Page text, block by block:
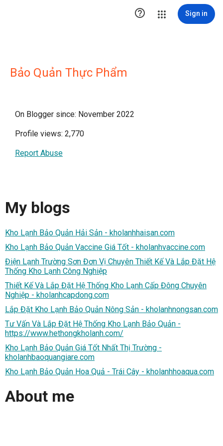
 Sign in
Bảo Quản Thực Phẩm
On Blogger since: November 2022
Profile views: 2,770
Report Abuse
My blogs
Kho Lạnh Bảo Quản Hải Sản - kholanhhaisan.com
Kho Lạnh Bảo Quản Vaccine Giá Tốt - kholanhvaccine.com
Điện Lạnh Trường Sơn Đơn Vị Chuyên Thiết Kế Và Lắp Đặt Hệ
Thống Kho Lạnh Công Nghiệp
Thiết Kế Và Lắp Đặt Hệ Thống Kho Lạnh Cấp Đông Chuyên
Nghiệp - kholanhcapdong.com
Lắp Đặt Kho Lạnh Bảo Quản Nông Sản - kholanhnongsan.com
Tư Vấn Và Lắp Đặt Hệ Thống Kho Lạnh Bảo Quản -
https://www.hethongkholanh.com/
Kho Lạnh Bảo Quản Giá Tốt Nhất Thị Trường -
kholanhbaoquangiare.com
Kho Lạnh Bảo Quản Hoa Quả - Trái Cây - kholanhhoaqua.com
About me